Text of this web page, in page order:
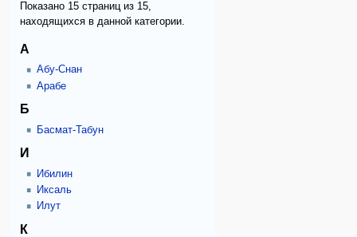
Показано 15 страниц из 15,
находящихся в данной категории.
А
Абу-Снан
Арабе
Б
Басмат-Табун
И
Ибилин
Иксаль
Илут
К